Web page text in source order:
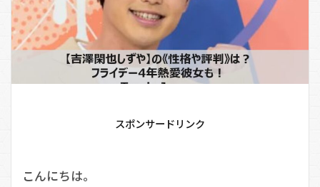
スポンサードリンク
こんにちは。